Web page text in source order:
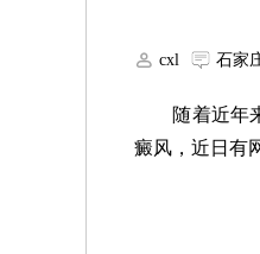
cxl 石家
随着近年来
癜风，近日有